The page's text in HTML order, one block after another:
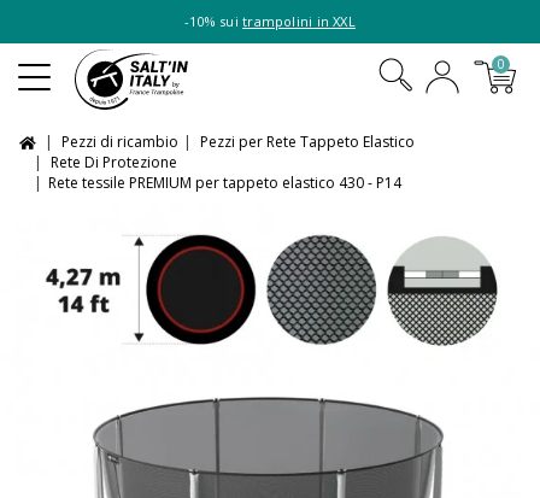
-10% suitrampolini in XXL
0
Pezzi di ricambio
Pezzi per Rete Tappeto Elastico
Rete Di Protezione
Rete tessile PREMIUM per tappeto elastico 430 - P14